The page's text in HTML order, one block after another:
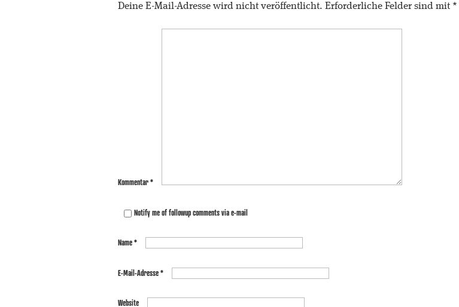
Deine E-Mail-Adresse wird nicht veröffentlicht. Erforderliche Felder sind mit *
Kommentar*
Notify me of followup comments via e-mail
Name*
E-Mail-Adresse*
Website